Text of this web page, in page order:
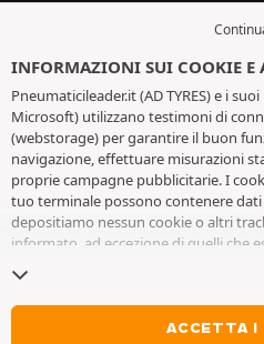
INFORMAZIONI SUI COOKIE E
Pneumaticileader.it (AD TYRES) e i
Microsoft) utilizzano testimoni di
(webstorage) per garantire il buon
navigazione, effettuare misurazioni
proprie campagne pubblicitarie. I
tuo terminale possono contenere
depositiamo nessun cookie o altri
informato, ad eccezione di quelli che
in qualsiasi momento andando alla
scegliere di continuare a navigare
altri tracker. Il rifiuto non impedisce
ACCETTA I